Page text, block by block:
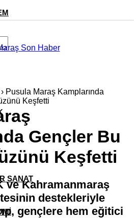
SANAT
Pusula Maraş Kamplarında
Keşfetti
Gençler Bu
Keşfetti
ve Kahramanmaraş
destekleriyle
gençlere hem eğitici